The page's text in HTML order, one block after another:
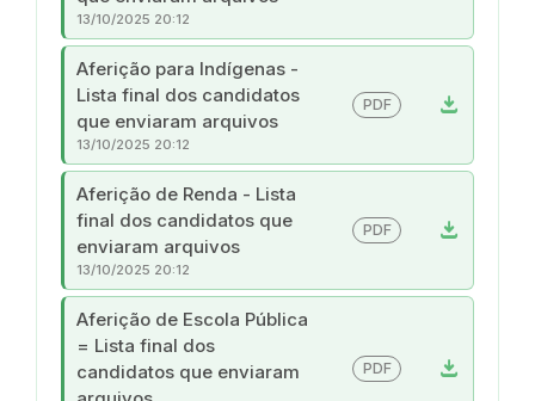
13/10/2025 20:12
Aferição para Indígenas -
Lista final dos candidatos
que enviaram arquivos
download
PDF
13/10/2025 20:12
Aferição de Renda - Lista
final dos candidatos que
enviaram arquivos
download
PDF
13/10/2025 20:12
Aferição de Escola Pública
= Lista final dos
candidatos que enviaram
download
PDF